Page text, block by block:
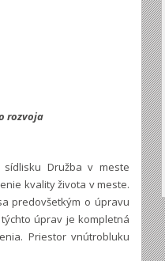
rozvoja
Družba v meste
kvality života v meste.
predovšetkým o úpravu
úprav je kompletná
Priestor vnútrobluku